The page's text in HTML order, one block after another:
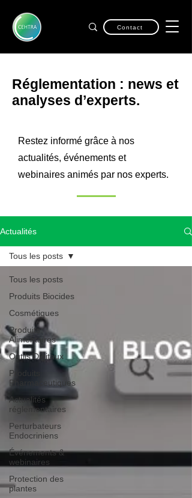
Contact
Réglementation : news et
analyses d’experts.
Restez informé grâce à nos
actualités, événements et
webinaires animés par nos experts.
Actualités
Tous les posts
Produits Biocides
Cosmétiques
Produits
Alimentaires
Outils Digitaux
Produits
Pharmaceutiques
Actualités
réglementaires
Perturbateurs
Endocriniens
Événements &
webinaires
Protection des
plantes
Tous les posts